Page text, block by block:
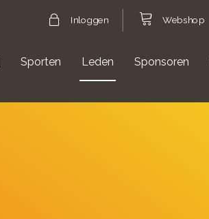
Inloggen Webshop
Sporten Leden Sponsoren